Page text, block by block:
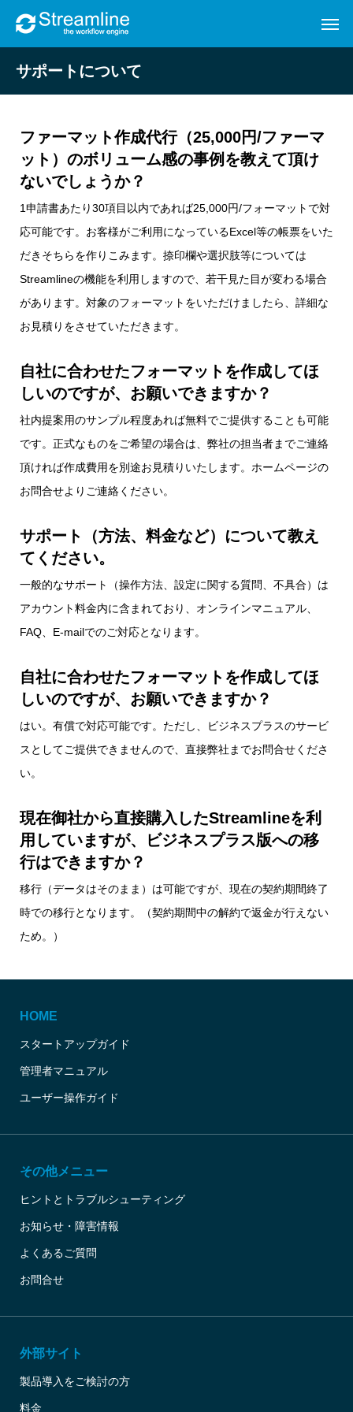
サポートについて
ファーマット作成代行（25,000円/ファーマ
ット）のボリューム感の事例を教えて頂け
ないでしょうか？
1申請書あたり30項目以内であれば25,000円/フォーマットで対
応可能です。お客様がご利用になっているExcel等の帳票をいた
だきそちらを作りこみます。捺印欄や選択肢等については
Streamlineの機能を利用しますので、若干見た目が変わる場合
があります。対象のフォーマットをいただけましたら、詳細な
お見積りをさせていただきます。
自社に合わせたフォーマットを作成してほ
しいのですが、お願いできますか？
社内提案用のサンプル程度あれば無料でご提供することも可能
です。正式なものをご希望の場合は、弊社の担当者までご連絡
頂ければ作成費用を別途お見積りいたします。ホームページの
お問合せよりご連絡ください。
サポート（方法、料金など）について教え
てください。
一般的なサポート（操作方法、設定に関する質問、不具合）は
アカウント料金内に含まれており、オンラインマニュアル、
FAQ、E-mailでのご対応となります。
自社に合わせたフォーマットを作成してほ
しいのですが、お願いできますか？
はい。有償で対応可能です。ただし、ビジネスプラスのサービ
スとしてご提供できませんので、直接弊社までお問合せくださ
い。
現在御社から直接購入したStreamlineを利
用していますが、ビジネスプラス版への移
行はできますか？
移行（データはそのまま）は可能ですが、現在の契約期間終了
時での移行となります。（契約期間中の解約で返金が行えない
ため。）
HOME
スタートアップガイド
管理者マニュアル
ユーザー操作ガイド
その他メニュー
ヒントとトラブルシューティング
お知らせ・障害情報
よくあるご質問
お問合せ
外部サイト
製品導入をご検討の方
料金